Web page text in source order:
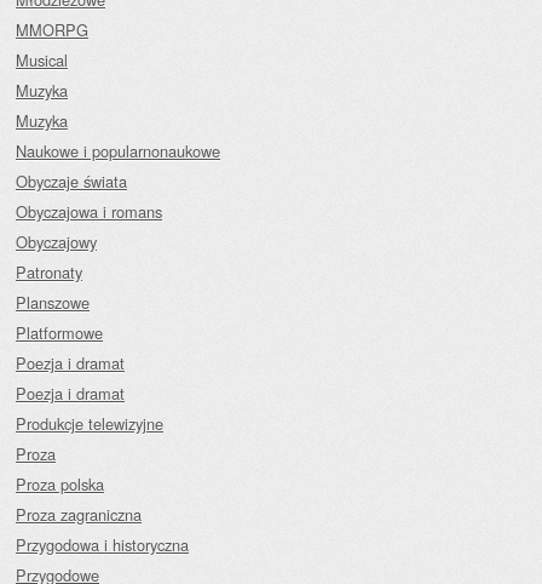
MMORPG
Musical
Muzyka
Muzyka
Naukowe i popularnonaukowe
Obyczaje świata
Obyczajowa i romans
Obyczajowy
Patronaty
Planszowe
Platformowe
Poezja i dramat
Poezja i dramat
Produkcje telewizyjne
Proza
Proza polska
Proza zagraniczna
Przygodowa i historyczna
Przygodowe